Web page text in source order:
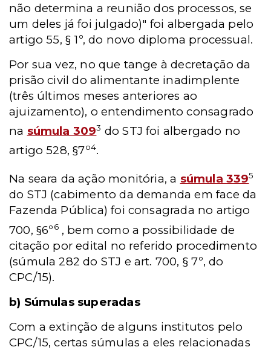
não determina a reunião dos processos, se
um deles já foi julgado)" foi albergada pelo
artigo 55, § 1º, do novo diploma processual.
Por sua vez, no que tange à decretação da
prisão civil do alimentante inadimplente
(três últimos meses anteriores ao
ajuizamento), o entendimento consagrado
na súmula 3093 do STJ foi albergado no
artigo 528, §7o4.
Na seara da ação monitória, a súmula 3395
do STJ (cabimento da demanda em face da
Fazenda Pública) foi consagrada no artigo
700, §6º6, bem como a possibilidade de
citação por edital no referido procedimento
(súmula 282 do STJ e art. 700, § 7º, do
CPC/15).
b) Súmulas superadas
Com a extinção de alguns institutos pelo
CPC/15, certas súmulas a eles relacionadas